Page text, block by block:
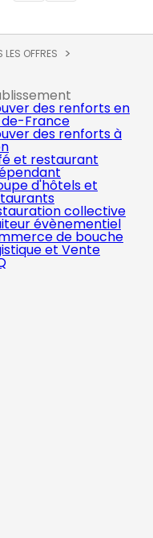
LES OFFRES
des renforts en
France
des renforts à
et restaurant
d'hôtels et
collective
évènementiel
de bouche
et Vente